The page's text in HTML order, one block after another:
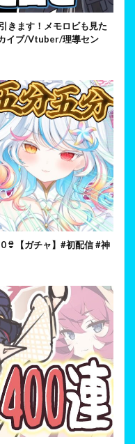
きます！メモロビも見た
イブ/Vtuber/理導セン
【ガチャ】#初配信 #神